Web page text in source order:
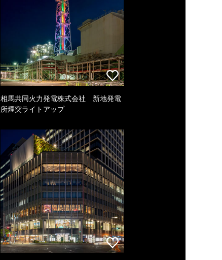
相馬共同火力発電株式会社 新地発電
所煙突ライトアップ